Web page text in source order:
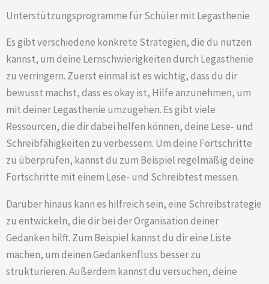
Unterstützungsprogramme für Schüler mit Legasthenie
Es gibt verschiedene konkrete Strategien, die du nutzen
kannst, um deine Lernschwierigkeiten durch Legasthenie
zu verringern. Zuerst einmal ist es wichtig, dass du dir
bewusst machst, dass es okay ist, Hilfe anzunehmen, um
mit deiner Legasthenie umzugehen. Es gibt viele
Ressourcen, die dir dabei helfen können, deine Lese- und
Schreibfähigkeiten zu verbessern. Um deine Fortschritte
zu überprüfen, kannst du zum Beispiel regelmäßig deine
Fortschritte mit einem Lese- und Schreibtest messen.
Darüber hinaus kann es hilfreich sein, eine Schreibstrategie
zu entwickeln, die dir bei der Organisation deiner
Gedanken hilft. Zum Beispiel kannst du dir eine Liste
machen, um deinen Gedankenfluss besser zu
strukturieren. Außerdem kannst du versuchen, deine